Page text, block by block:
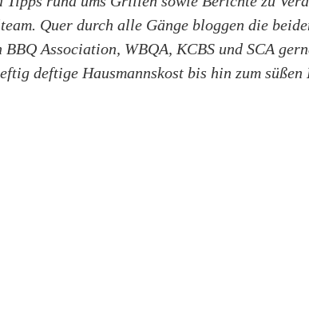
Quer durch alle Gänge bloggen die
Association, WBQA, KCBS und SCA
deftige Hausmannskost bis hin zum süßen